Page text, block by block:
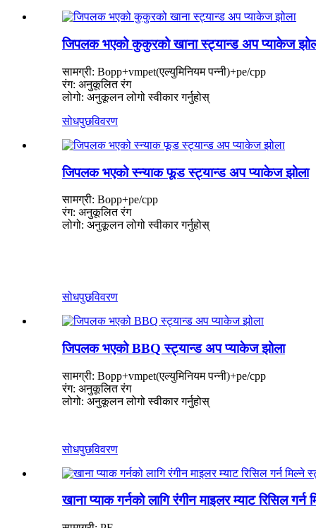
जिपलक भएको कुकुरको खाना स्ट्यान्ड अप प्याकेज
सामग्री: Bopp+vmpet(एल्युमिनियम पन्नी)+pe/cpp
रंग: अनुकूलित रंग
लोगो: अनुकूलन लोगो स्वीकार गर्नुहोस्
सोधपुछविवरण
जिपलक भएको स्न्याक फूड स्ट्यान्ड अप प्याकेज झोला
सामग्री: Bopp+pe/cpp
रंग: अनुकूलित रंग
लोगो: अनुकूलन लोगो स्वीकार गर्नुहोस्
सोधपुछविवरण
जिपलक भएको BBQ स्ट्यान्ड अप प्याकेज झोला
सामग्री: Bopp+vmpet(एल्युमिनियम पन्नी)+pe/cpp
रंग: अनुकूलित रंग
लोगो: अनुकूलन लोगो स्वीकार गर्नुहोस्
सोधपुछविवरण
खाना प्याक गर्नको लागि रंगीन माइलर म्याट रिसिल